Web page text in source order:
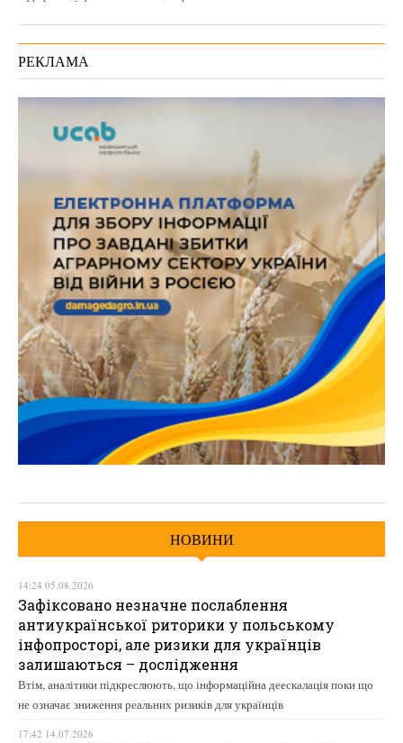
РЕКЛАМА
НОВИНИ
14:24 05.08.2026
Зафіксовано незначне послаблення
антиукраїнської риторики у польському
інфопросторі, але ризики для українців
залишаються – дослідження
Втім, аналітики підкреслюють, що інформаційна деескалація поки що
не означає зниження реальних ризиків для українців
17:42 14.07.2026